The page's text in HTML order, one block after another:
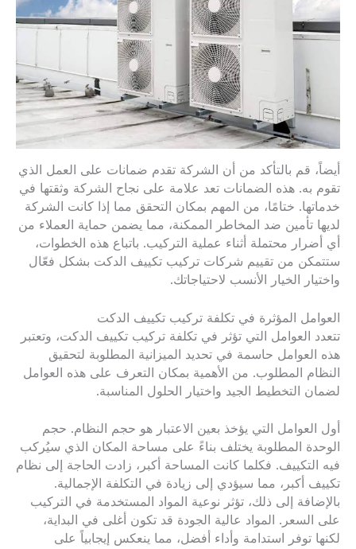
أيضاً، قم بالتأكد من أن الشركة تقدم ضمانات على العمل الذي
تقوم به. هذه الضمانات تعد علامة على نجاح الشركة وثقتها في
خدماتها. ختامًا، من المهم بمكان التحقق مما إذا كانت الشركة
لديها تأمين ضد المخاطر الممكنة، مما يضمن حماية العملاء من
أي أضرار محتملة أثناء عملية التركيب. باتباع هذه الخطوات،
ستتمكن من تقييم شركات تركيب تكييف الدكت بشكل فعّال
واختيار الخيار الأنسب لاحتياجاتك.
العوامل المؤثرة في تكلفة تركيب تكييف الدكت
تتعدد العوامل التي تؤثر في تكلفة تركيب تكييف الدكت، وتعتبر
هذه العوامل حاسمة في تحديد الميزانية المطلوبة لتحقيق
النظام المطلوب. من الأهمية بمكان التعرف على هذه العوامل
لضمان التخطيط الجيد واختيار الحلول المناسبة.
أول العوامل التي يؤخذ بعين الاعتبار هو حجم النظام. حجم
الوحدة المطلوبة يختلف بناءً على مساحة المكان الذي سيُركب
فيه التكييف. فكلما كانت المساحة أكبر، زادت الحاجة إلى نظام
تكييف أكبر، مما سيؤدي إلى زيادة في التكلفة الإجمالية.
بالإضافة إلى ذلك، تؤثر نوعية المواد المستخدمة في التركيب
على السعر. المواد عالية الجودة قد تكون أغلى في البداية،
لكنها توفر استدامة وأداء أفضل، مما ينعكس إيجابياً على